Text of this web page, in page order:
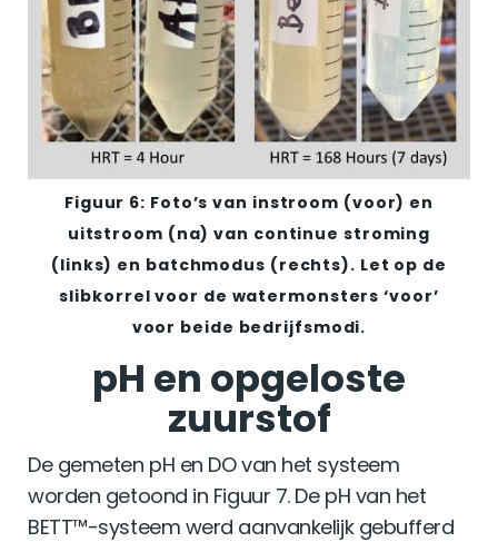
Figuur 6: Foto’s van instroom (voor) en
uitstroom (na) van continue stroming
(links) en batchmodus (rechts). Let op de
slibkorrel voor de watermonsters ‘voor’
voor beide bedrijfsmodi.
pH en opgeloste
zuurstof
De gemeten pH en DO van het systeem
worden getoond in Figuur 7. De pH van het
BETT™-systeem werd aanvankelijk gebufferd